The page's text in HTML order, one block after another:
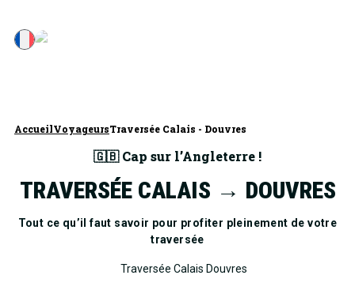
AccueilVoyageursTraversée Calais - Douvres
🇬🇧 Cap sur l’Angleterre !
TRAVERSÉE CALAIS → DOUVRES
Tout ce qu’il faut savoir pour profiter pleinement de votre
traversée